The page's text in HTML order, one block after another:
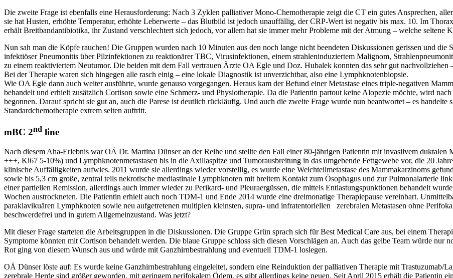
Die zweite Frage ist ebenfalls eine Herausforderung: Nach 3 Zyklen palliativer Mono-Chemotherapie zeigt die CT ein gutes Ansprechen,
sie hat Husten, erhöhte Temperatur, erhöhte Leberwerte – das Blutbild ist jedoch unauffällig, der CRP-Wert ist negativ bis max. 10. Im
erhält Breitbandantibiotika, ihr Zustand verschlechtert sich jedoch, vor allem hat sie immer mehr Probleme mit der Atmung – welche seltene
Nun sah man die Köpfe rauchen! Die Gruppen wurden nach 10 Minuten aus den noch lange nicht beendeten Diskussionen gerissen und die
infektiöser Pneumonitis über Pilzinfektionen zu reaktionärer TBC, Virusinfektionen, einem strahleninduziertem Malignom,
zu einem reaktiviertem Neutumor. Die beiden mit dem Fall vertrauen Ärzte OA Egle und Doz. Hubalek konnten das sehr gut nachvollziehen
Bei der Therapie waren sich hingegen alle rasch einig – eine lokale Diagnostik ist unverzichtbar, also eine Lymphknotenbiopsie.
Wie OA Egle dann auch weiter ausführte, wurde genauso vorgegangen. Heraus kam der Befund einer Metastase eines triple-negativen
behandelt und erhielt zusätzlich Cortison sowie eine Schmerz- und Physiotherapie. Da die Patientin partout keine Alopezie möchte, wird
begonnen. Darauf spricht sie gut an, auch die Parese ist deutlich rückläufig. Und auch die zweite Frage wurde nun beantwortet – es
Standardchemotherapie extrem selten auftritt.
mBC 2nd line
Nach diesem Aha-Erlebnis war OÄ Dr. Martina Dünser an der Reihe und stellte den Fall einer 80-jährigen Patientin mit invasiivem
+++, Ki67 5-10%) und Lymphknotenmetastasen bis in die Axillaspitze und Tumorausbreitung in das umgebende Fettgewebe vor, die 20
klinische Auffälligkeiten aufwies. 2011 wurde sie allerdings wieder vorstellig, es wurde eine Weichteilmetastase des Mammakarzinoms
sowie bis 5,3 cm große, zentral teils nekrotische mediastinale Lymphknoten mit breitem Kontakt zum Ösophagus und zur Pulmonalarterie
einer partiellen Remission, allerdings auch immer wieder zu Perikard- und Pleuraergüssen, die mittels Entlastungspunktionen behandelt
Wochen austrockneten. Die Patientin erhielt auch noch TDM-1 und Ende 2014 wurde eine dreimonatige Therapiepause vereinbart.
paraklavikuären Lymphknoten sowie neu aufgetretenen multiplen kleinsten, supra- und infratentoriellen zerebralen Metastasen ohne
beschwerdefrei und in gutem Allgemeinzustand. Was jetzt?
Mit dieser Frage starteten die Arbeitsgruppen in die Diskussionen. Die Gruppe Grün sprach sich für Best Medical Care aus, bei einem
Symptome könnten mit Cortison behandelt werden. Die blaue Gruppe schloss sich diesen Vorschlägen an. Auch das gelbe Team würde nur
Rot ging von diesem Wunsch aus und würde mit Ganzhirnbestrahlung und eventuell TDM-1 loslegen.
OÄ Dünser löste auf: Es wurde keine Ganzhirnbestrahlung eingeleitet, sondern eine Reinduktion der palliativen Therapie mit Trastuzumab/
zerebrale Herde sind größer geworden, mit geringem perifokalem Ödem, es gibt allerdings keine neuen. Seit April 2015 erhält die Patientin